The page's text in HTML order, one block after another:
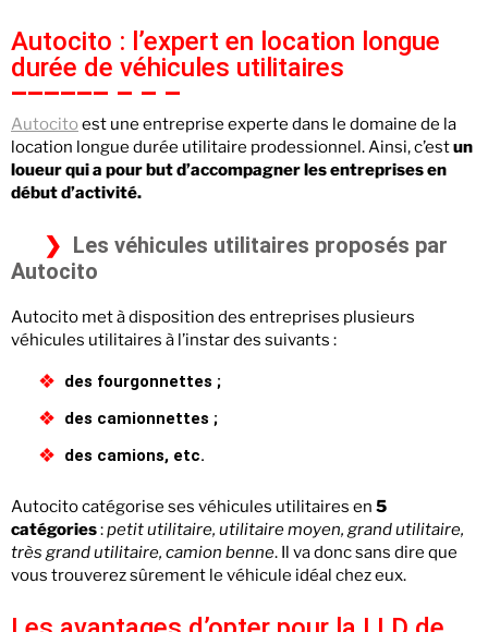
Autocito : l’expert en location longue
durée de véhicules utilitaires
Autocitoest une entreprise experte dans le domaine de la
location longue durée utilitaire prodessionnel. Ainsi, c’estun
loueur qui a pour but d’accompagner les entreprises en
début d’activité.
Les véhicules utilitaires proposés par
Autocito
Autocito met à disposition des entreprises plusieurs
véhicules utilitaires à l’instar des suivants :
des fourgonnettes ;
des camionnettes ;
des camions, etc.
Autocito catégorise ses véhicules utilitaires en 5
catégories:petit utilitaire, utilitaire moyen, grand utilitaire,
très grand utilitaire, camion benne. Il va donc sans dire que
vous trouverez sûrement le véhicule idéal chez eux.